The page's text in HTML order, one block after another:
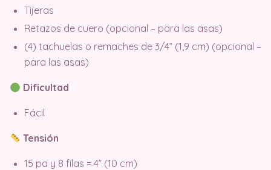
Tijeras
Retazos de cuero (opcional – para las asas)
(4) tachuelas o remaches de 3/4” (1,9 cm) (opcional –
para las asas)
Dificultad
Fácil
Tensión
15 pa y 8 filas = 4” (10 cm)